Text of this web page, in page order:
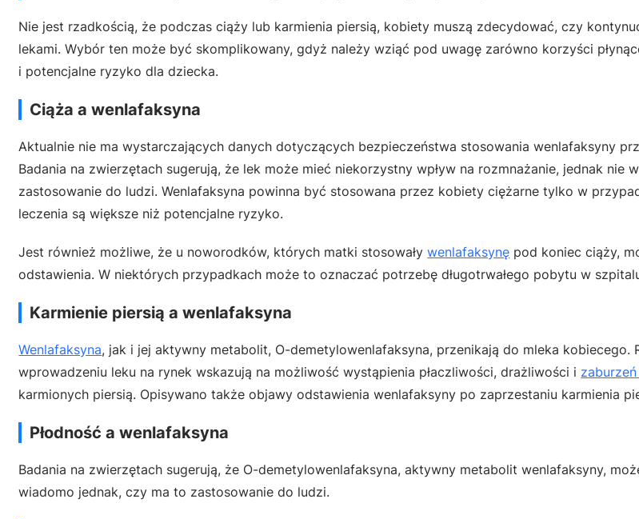
Nie jest rzadkością, że podczas ciąży lub karmienia piersią, kobiety muszą zdecydować, czy
lekami. Wybór ten może być skomplikowany, gdyż należy wziąć pod uwagę zarówno korzyści
i potencjalne ryzyko dla dziecka.
Ciąża a wenlafaksyna
Aktualnie nie ma wystarczających danych dotyczących bezpieczeństwa stosowania wenlafaksyny
Badania na zwierzętach sugerują, że lek może mieć niekorzystny wpływ na rozmnażanie, jednak nie
zastosowanie do ludzi. Wenlafaksyna powinna być stosowana przez kobiety ciężarne tylko w
leczenia są większe niż potencjalne ryzyko.
Jest również możliwe, że u noworodków, których matki stosowaływenlafaksynę pod koniec ciąży,
odstawienia. W niektórych przypadkach może to oznaczać potrzebę długotrwałego pobytu w
Karmienie piersią a wenlafaksyna
Wenlafaksyna, jak i jej aktywny metabolit, O-demetylowenlafaksyna, przenikają do mleka kobiecego.
wprowadzeniu leku na rynek wskazują na możliwość wystąpienia płaczliwości, drażliwości i zaburzeń
karmionych piersią. Opisywano także objawy odstawienia wenlafaksyny po zaprzestaniu karmienia
Płodność a wenlafaksyna
Badania na zwierzętach sugerują, że O-demetylowenlafaksyna, aktywny metabolit wenlafaksyny,
wiadomo jednak, czy ma to zastosowanie do ludzi.